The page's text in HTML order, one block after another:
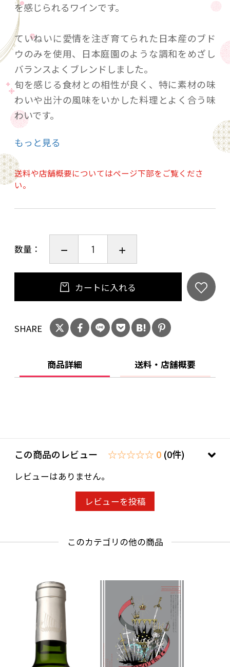
を感じられるワインです。
ていねいに愛情を注ぎ育てられた日本産のブド
ウのみを使用、日本庭園のような調和をめざし
バランスよくブレンドしました。
旬を感じる食材との相性が良く、特に素材の味
わいや出汁の風味をいかした料理とよく合う味
わいです。
※テイスティングノート
輝きのあるレモンイエロー。グレープフルーツ
やユズなどの柑橘系の香り、モモや梨などの甘
いフルーツの香り、そして、穏やかなヴァニラ
の香りがワインに溶け込んでいます。口中で
ともに余韻として感じられるワインです。
※ワイン産地データー
シャルドネ (長野県、福島県) 甲州 (山梨県）
20歳未満の飲酒は法律で禁止されています。当
店は20歳未満の方への酒類の販売はいたしてお
ご購入時、「ご注文手続き」画面の「お問い合
わせ欄」に、生年月日を必ず入力してくださ
もっと見る
送料や店舗概要についてはページ下部をご覧くださ
い。
数量：
カートに入れる
SHARE
商品詳細 送料・店舗概要
この商品のレビュー ☆☆☆☆☆ 0 (0件)
レビューはありません。
レビューを投稿
このカテゴリの他の商品